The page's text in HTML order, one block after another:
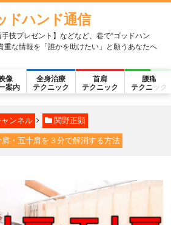
ドハンド通信
手技プレゼント】などなど、巷で“ゴッドハン
重な情報を「誰かを助けたい」と願うあなたへ
像
案内
全身治療
テクニック
首肩
テクニック
腰痛
テクニック
ンネル 関野正顕
肩・五十肩を３分で解消する方法